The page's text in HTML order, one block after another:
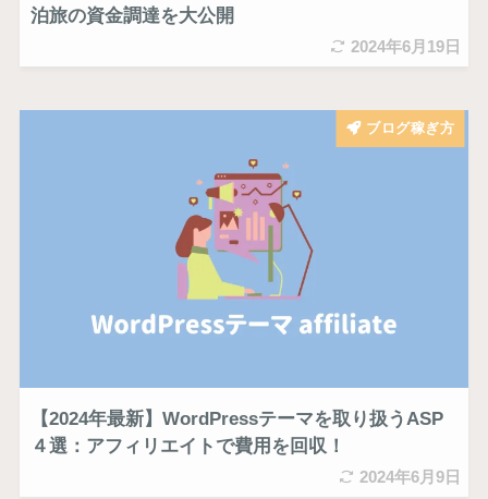
泊旅の資金調達を大公開
2024年6月19日
ブログ稼ぎ方
【2024年最新】WordPressテーマを取り扱うASP
４選：アフィリエイトで費用を回収！
2024年6月9日